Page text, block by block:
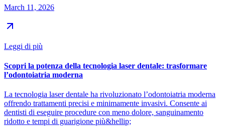
March 11, 2026
Leggi di più
Scopri la potenza della tecnologia laser dentale: trasformare
l’odontoiatria moderna
La tecnologia laser dentale ha rivoluzionato l’odontoiatria moderna
offrendo trattamenti precisi e minimamente invasivi. Consente ai
dentisti di eseguire procedure con meno dolore, sanguinamento
ridotto e tempi di guarigione più&hellip;